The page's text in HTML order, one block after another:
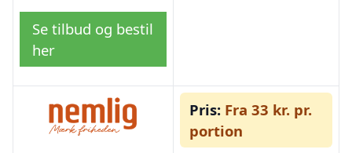
Se tilbud og bestil
her
Pris: Fra 33 kr. pr.
portion